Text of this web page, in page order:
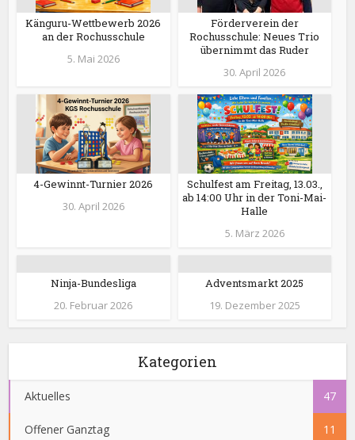
Känguru-Wettbewerb 2026
an der Rochusschule
5. Mai 2026
Förderverein der
Rochusschule: Neues Trio
übernimmt das Ruder
30. April 2026
4-Gewinnt-Turnier 2026
30. April 2026
Schulfest am Freitag, 13.03.,
ab 14:00 Uhr in der Toni-Mai-
Halle
5. März 2026
Ninja-Bundesliga
20. Februar 2026
Adventsmarkt 2025
19. Dezember 2025
Kategorien
Aktuelles 47
Offener Ganztag 11